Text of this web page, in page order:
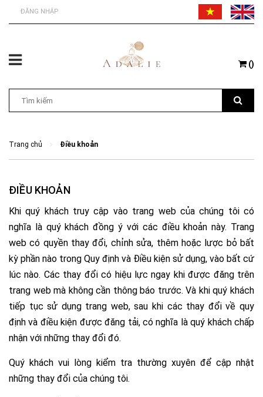
ĐĂNG NHẬP
()
Trang chủ Điều khoản
ĐIỀU KHOẢN
Khi quý khách truy cập vào trang web của chúng tôi có
nghĩa là quý khách đồng ý với các điều khoản này. Trang
web có quyền thay đổi, chỉnh sửa, thêm hoặc lược bỏ bất
kỳ phần nào trong Quy định và Điều kiện sử dụng, vào bất cứ
lúc nào. Các thay đổi có hiệu lực ngay khi được đăng trên
trang web mà không cần thông báo trước. Và khi quý khách
tiếp tục sử dụng trang web, sau khi các thay đổi về quy
định và điều kiện được đăng tải, có nghĩa là quý khách chấp
nhận với những thay đổi đó.
Quý khách vui lòng kiểm tra thường xuyên để cập nhật
những thay đổi của chúng tôi.